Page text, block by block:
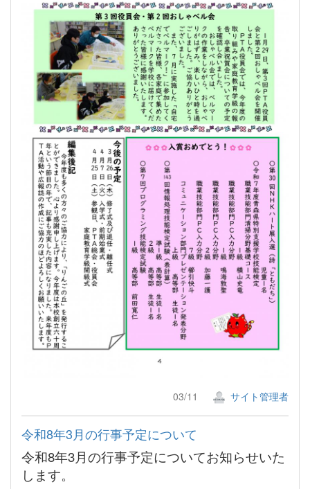
03/11 サイト管理者
令和8年3月の行事予定について
令和8年3月の行事予定についてお知らせいた
します。